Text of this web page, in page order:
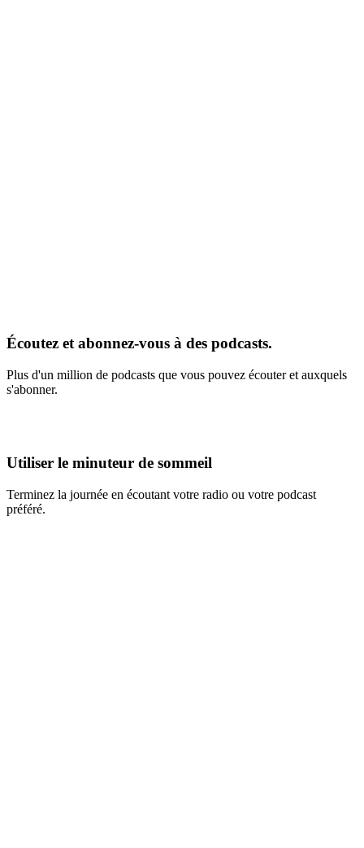
Écoutez et abonnez-vous à des podcasts.
Plus d'un million de podcasts que vous pouvez écouter et auxquels
s'abonner.
Utiliser le minuteur de sommeil
Terminez la journée en écoutant votre radio ou votre podcast
préféré.